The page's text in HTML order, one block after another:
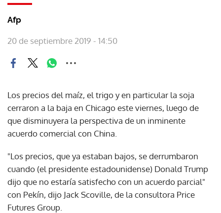
Afp
20 de septiembre 2019 - 14:50
Los precios del maíz, el trigo y en particular la soja
cerraron a la baja en Chicago este viernes, luego de
que disminuyera la perspectiva de un inminente
acuerdo comercial con China.
"Los precios, que ya estaban bajos, se derrumbaron
cuando (el presidente estadounidense) Donald Trump
dijo que no estaría satisfecho con un acuerdo parcial"
con Pekín, dijo Jack Scoville, de la consultora Price
Futures Group.